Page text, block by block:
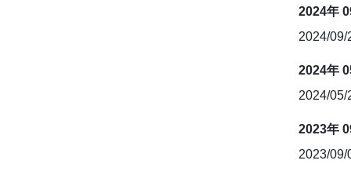
2024年
2024/
2024年
2024/
2023年
2023/